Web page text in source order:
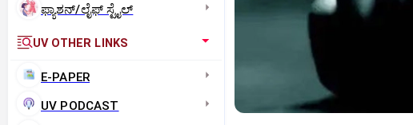
ಫ್ಯಾಶನ್/ಲೈಫ್‌ ಸ್ಟೈಲ್
UV OTHER LINKS
E-PAPER
UV PODCAST